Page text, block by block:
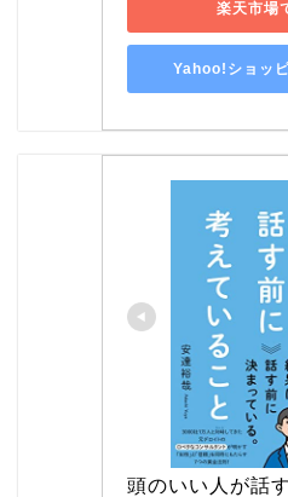
楽天市場
Yahoo!ショッ
頭のいい人が話